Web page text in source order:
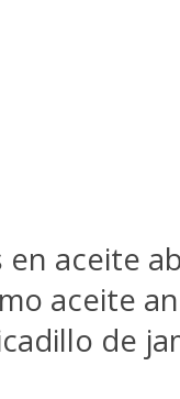
en aceite
aceite
de